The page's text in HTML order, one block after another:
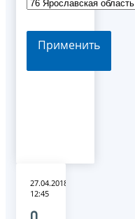
Применить
27.04.2018
12:45